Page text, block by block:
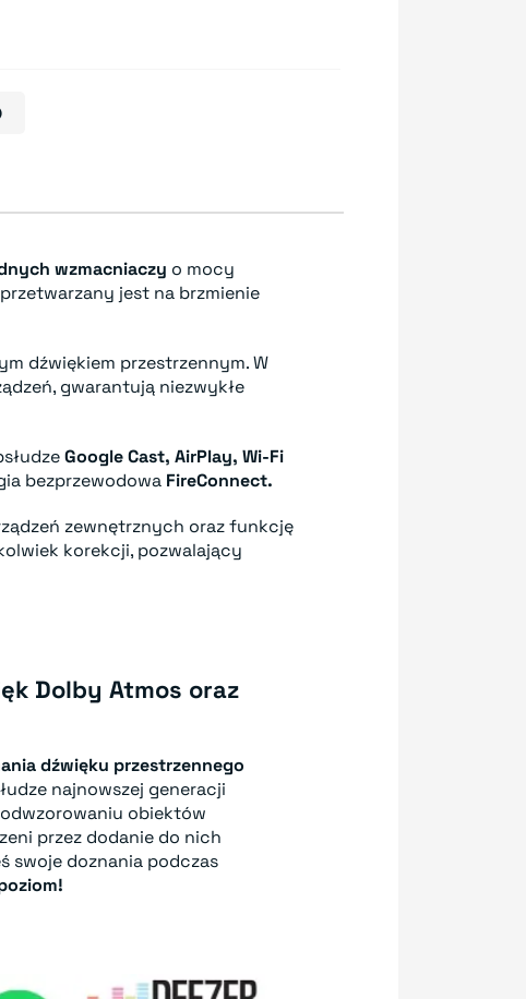
wzmacniaczy o mocy
jest na brzmienie
dźwiękiem przestrzennym. W
gwarantują niezwykłe
Google Cast, AirPlay, Wi-Fi
bezprzewodowa FireConnect.
zewnętrznych oraz funkcję
korekcji, pozwalający
Dolby Atmos oraz
dźwięku przestrzennego
najnowszej generacji
obiektów
przez dodanie do nich
swoje doznania podczas